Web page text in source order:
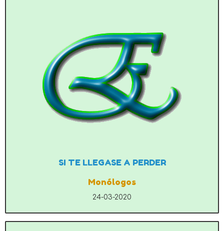
SI TE LLEGASE A PERDER
Monólogos
24-03-2020